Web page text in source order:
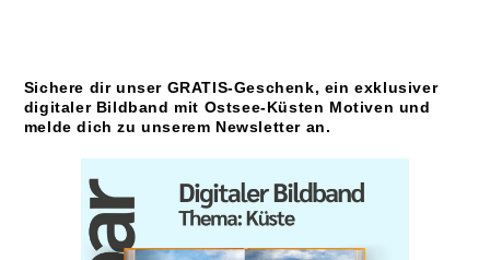
Sichere dir unser GRATIS-Geschenk, ein exklusiver
digitaler Bildband mit Ostsee-Küsten Motiven und
melde dich zu unserem Newsletter an.